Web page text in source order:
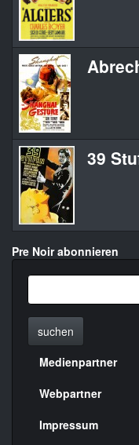
39
Pre Noir abonnieren
suchen
Menülinks
rechte
Seite
Medienpartner
Webpartner
Impressum